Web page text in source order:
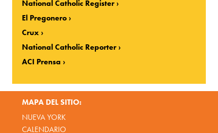
National Catholic Register
El Pregonero
Crux
National Catholic Reporter
ACI Prensa
MAPA DEL SITIO:
NUEVA YORK
CALENDARIO